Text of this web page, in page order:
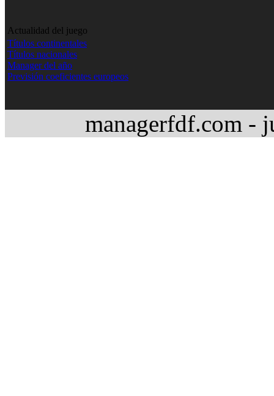
Actualidad del juego
Títulos continentales
Títulos nacionales
Manager del año
Previsión coeficientes europeos
managerfdf.com -